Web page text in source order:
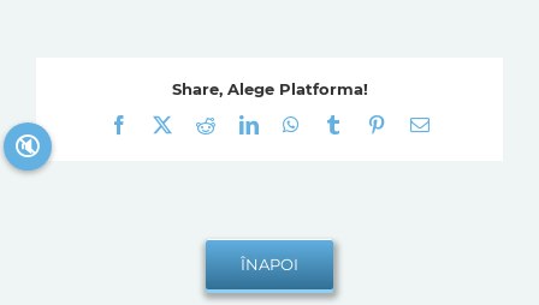
Share, Alege Platforma!
Facebook
RedditLinkedInWhatsApp
Tumblr Pinterest
E-
🔇